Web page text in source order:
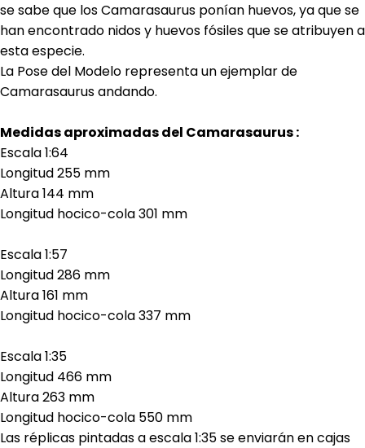
se sabe que losCamarasaurus ponían huevos, ya que se
han encontrado nidos y huevos fósiles que se atribuyen a
esta especie.
La Pose del Modelo representa un ejemplar de
Camarasaurus andando.
Medidas aproximadas del Camarasaurus :
Escala 1:64
Longitud 255 mm
Altura 144 mm
Longitud hocico-cola 301 mm
Escala 1:57
Longitud 286 mm
Altura 161 mm
Longitud hocico-cola 337 mm
Escala 1:35
Longitud 466 mm
Altura 263 mm
Longitud hocico-cola 550 mm
Las réplicas pintadas a escala 1:35 se enviarán en cajas